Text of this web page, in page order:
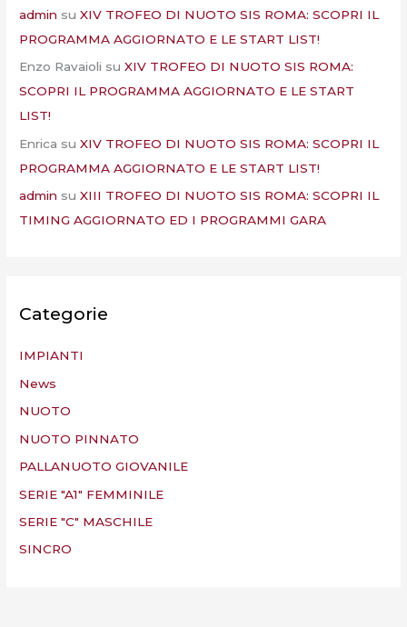
admin suXIV TROFEO DI NUOTO SIS ROMA: SCOPRI IL
PROGRAMMA AGGIORNATO E LE START LIST!
Enzo Ravaioli suXIV TROFEO DI NUOTO SIS ROMA:
SCOPRI IL PROGRAMMA AGGIORNATO E LE START
LIST!
Enrica suXIV TROFEO DI NUOTO SIS ROMA: SCOPRI IL
PROGRAMMA AGGIORNATO E LE START LIST!
admin suXIII TROFEO DI NUOTO SIS ROMA: SCOPRI IL
TIMING AGGIORNATO ED I PROGRAMMI GARA
Categorie
IMPIANTI
News
NUOTO
NUOTO PINNATO
PALLANUOTO GIOVANILE
SERIE "A1" FEMMINILE
SERIE "C" MASCHILE
SINCRO